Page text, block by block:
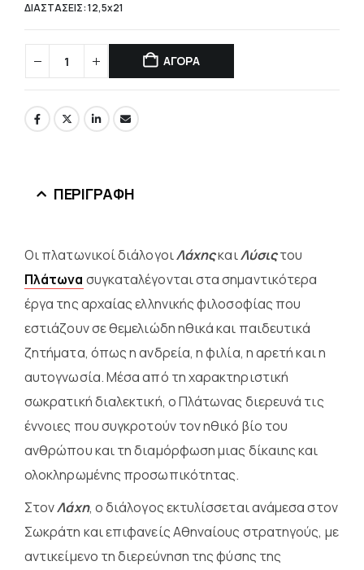
ΔΙΑΣΤΑΣΕΙΣ: 12,5x21
ΑΓΟΡΑ
ΠΕΡΙΓΡΑΦΉ
Οι πλατωνικοί διάλογοιΛάχηςκαιΛύσιςτου
Πλάτωνα συγκαταλέγονται στα σημαντικότερα
έργα της αρχαίας ελληνικής φιλοσοφίας που
εστιάζουν σε θεμελιώδη ηθικά και παιδευτικά
ζητήματα, όπως η ανδρεία, η φιλία, η αρετή και η
αυτογνωσία. Μέσα από τη χαρακτηριστική
σωκρατική διαλεκτική, ο Πλάτωνας διερευνά τις
έννοιες που συγκροτούν τον ηθικό βίο του
ανθρώπου και τη διαμόρφωση μιας δίκαιης και
ολοκληρωμένης προσωπικότητας.
ΣτονΛάχη, ο διάλογος εκτυλίσσεται ανάμεσα στον
Σωκράτη και επιφανείς Αθηναίους στρατηγούς, με
αντικείμενο τη διερεύνηση της φύσης της